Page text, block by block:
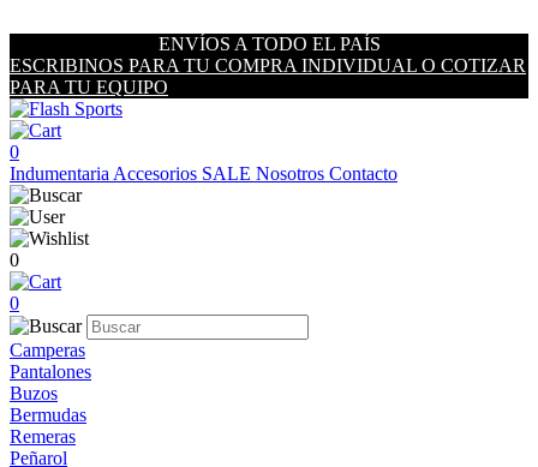
ENVÍOS A TODO EL PAÍS
ESCRIBINOS PARA TU COMPRA INDIVIDUAL O COTIZAR
PARA TU EQUIPO
0
Indumentaria Accesorios SALE Nosotros Contacto
0
0
Camperas
Pantalones
Buzos
Bermudas
Remeras
Peñarol